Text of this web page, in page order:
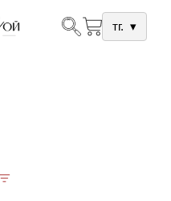
тг. ▾